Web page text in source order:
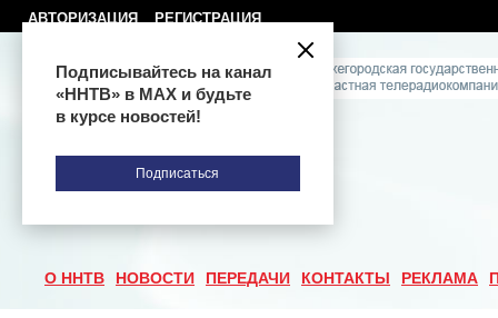
АВТОРИЗАЦИЯ РЕГИСТРАЦИЯ
О ННТВ НОВОСТИ ПЕРЕДАЧИ КОНТАКТЫ РЕКЛАМА
Подписывайтесь на канал
«ННТВ» в МАХ и будьте
в курсе новостей!
Подписаться